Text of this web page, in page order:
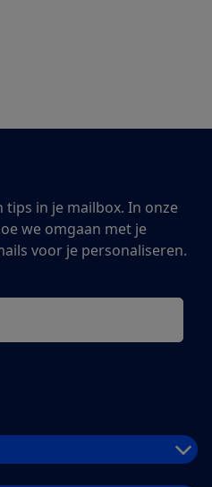
tips in je mailbox. In onze
we omgaan met je
voor je personaliseren.